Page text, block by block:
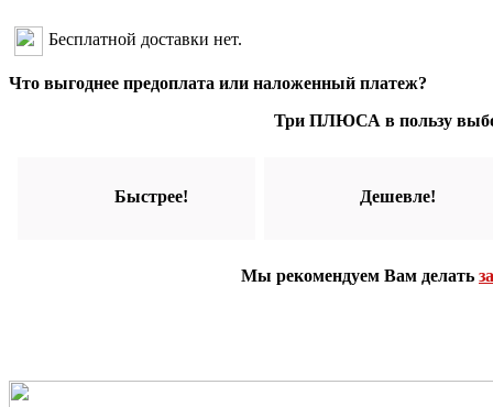
Бесплатной доставки нет.
Что выгоднее предоплата или наложенный платеж?
Три ПЛЮСА в пользу
Быстрее! Дешевле!
Мы рекомендуем Вам делать